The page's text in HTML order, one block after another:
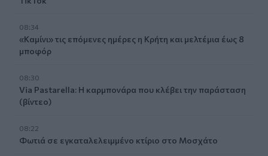
08:34
«Καμίνι» τις επόμενες ημέρες η Κρήτη και μελτέμια έως 8
μποφόρ
08:30
Via Pastarella: Η καρμπονάρα που κλέβει την παράσταση
(βίντεο)
08:22
Φωτιά σε εγκαταλελειμμένο κτίριο στο Μοσχάτο